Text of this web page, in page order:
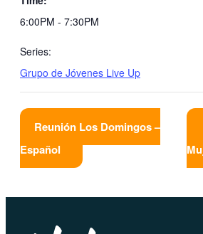
6:00PM - 7:30PM
Series:
Grupo de Jóvenes Live Up
Reunión Los Domingos –
Español